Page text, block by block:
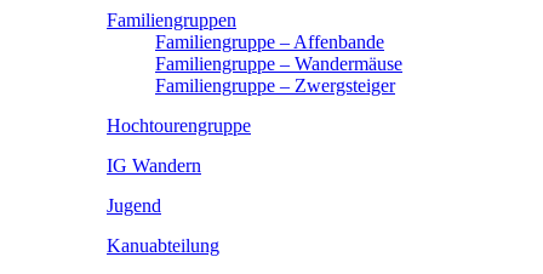
Familiengruppen
Familiengruppe – Affenbande
Familiengruppe – Wandermäuse
Familiengruppe – Zwergsteiger
Hochtourengruppe
IG Wandern
Jugend
Kanuabteilung